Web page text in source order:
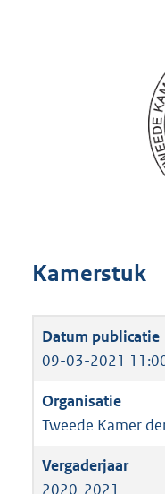
Kamerstuk
09-03-2021
Tweede Kamer
2020-2021